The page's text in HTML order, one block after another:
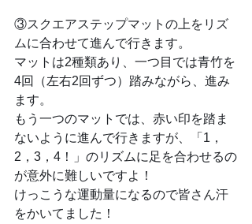
③スクエアステップマットの上をリズ
ムに合わせて進んで行きます。
マットは2種類あり、一つ目では青竹を
4回（左右2回ずつ）踏みながら、進み
ます。
もう一つのマットでは、赤い印を踏ま
ないように進んで行きますが、「1，
2，3，4！」のリズムに足を合わせるの
が意外に難しいですよ！
けっこうな運動量になるので皆さん汗
をかいてました！